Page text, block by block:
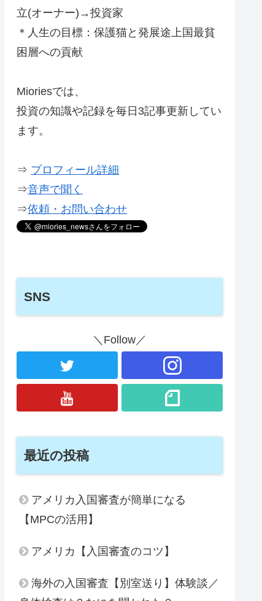
立(オーナー)→投資家
＊人生の目標：保護猫と発展途上国最貧
困層への貢献
Mioriesでは、
投資の知識や記録を毎日3記事更新してい
ます。
⇒ プロフィール詳細
⇒音声で聞く
⇒依頼・お問い合わせ
SNS
＼Follow／
最近の投稿
アメリカ入国審査が簡単になる
【MPCの活用】
アメリカ【入国審査のコツ】
海外の入国審査【別室送り】体験談／